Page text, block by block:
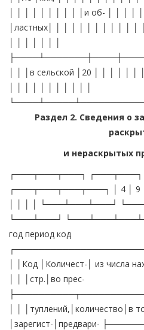
Раздел 2. Сведения о
и нераскрытых
┌───┬───┬───┐
┌───┬───┬───┬───┐ │ 4 │ 9 │
│ │ │ │ └───┴───┴───┘
└───┴───┘
год период код
│ │Код │Количест-│ из числа
│ │ │стр.│во прес-
│ │ │туплений,│количество│в
│зарегист-│предвари-